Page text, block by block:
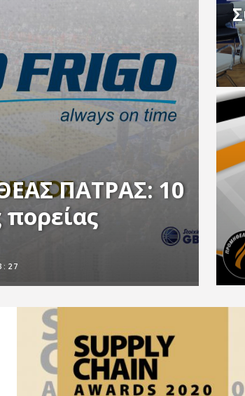
ΠΑΤΡΑΣ: 10
πορείας